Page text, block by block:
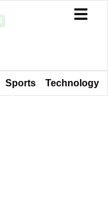
Sports Technology